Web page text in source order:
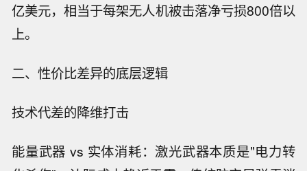
亿美元，相当于每架无人机被击落净亏损800倍以
上。
二、性价比差异的底层逻辑
技术代差的降维打击
能量武器 vs 实体消耗：激光武器本质是"电力转